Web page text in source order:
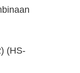
(HS-